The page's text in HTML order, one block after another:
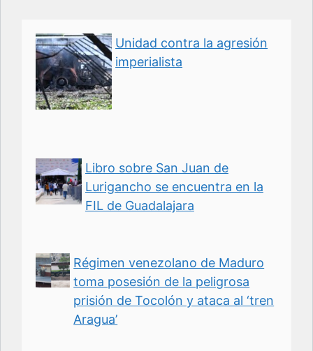
Unidad contra la agresión
imperialista
Libro sobre San Juan de
Lurigancho se encuentra en la
FIL de Guadalajara
Régimen venezolano de Maduro
toma posesión de la peligrosa
prisión de Tocolón y ataca al ‘tren
Aragua’